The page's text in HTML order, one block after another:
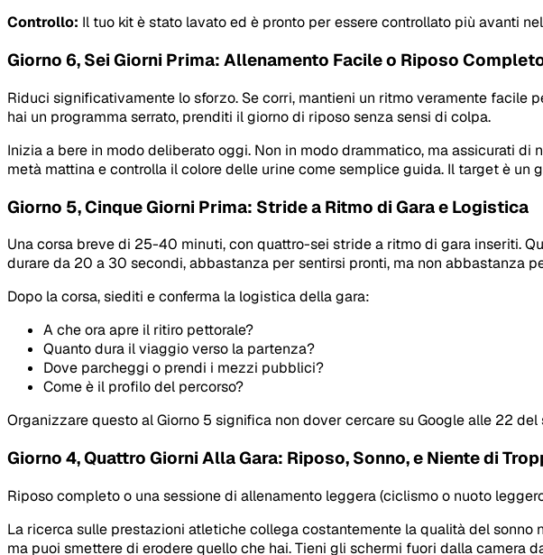
Controllo: Il tuo kit è stato lavato ed è pronto per essere controllato più avanti
Giorno 6, Sei Giorni Prima: Allenamento Facile o Riposo
Riduci significativamente lo sforzo. Se corri, mantieni un ritmo veramente facile
hai un programma serrato, prenditi il giorno di riposo senza sensi di colpa.
Inizia a bere in modo deliberato oggi. Non in modo drammatico, ma assicurati
metà mattina e controlla il colore delle urine come semplice guida. Il target è un
Giorno 5, Cinque Giorni Prima: Stride a Ritmo di Gara e Logistica
Una corsa breve di 25-40 minuti, con quattro-sei stride a ritmo di gara inseriti.
durare da 20 a 30 secondi, abbastanza per sentirsi pronti, ma non abbastanza
Dopo la corsa, siediti e conferma la logistica della gara:
A che ora apre il ritiro pettorale?
Quanto dura il viaggio verso la partenza?
Dove parcheggi o prendi i mezzi pubblici?
Come è il profilo del percorso?
Organizzare questo al Giorno 5 significa non dover cercare su Google alle 22 del
Giorno 4, Quattro Giorni Alla Gara: Riposo, Sonno, e Niente di
Riposo completo o una sessione di allenamento leggera (ciclismo o nuoto
La ricerca sulle prestazioni atletiche collega costantemente la qualità del
ma puoi smettere di erodere quello che hai. Tieni gli schermi fuori dalla